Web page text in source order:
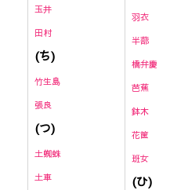
玉井
田村
(ち)
竹生島
張良
(つ)
土蜘蛛
土車
羽衣
半蔀
橋弁慶
芭蕉
鉢木
花筐
班女
(ひ)